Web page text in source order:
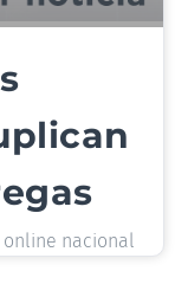
nacional